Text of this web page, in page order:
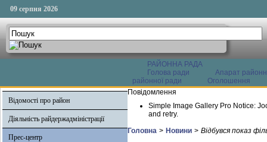
09 серпня 2026
РАЙОННА РАДА
Голова ради
Апарат
районної ради
Оголошення
Відомості про район
Діяльність райдержадміністрації
Прес-центр
Повідомлення
Simple Image Gallery Pro Notice:
and retry.
Головна > Новини > Відбувся показ